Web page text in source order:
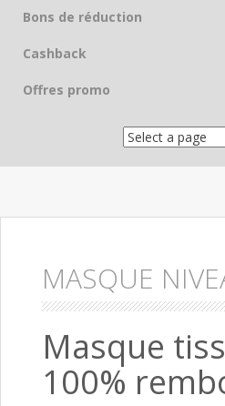
Bons de réduction
Cashback
Offres promo
MASQUE
Masque
100%